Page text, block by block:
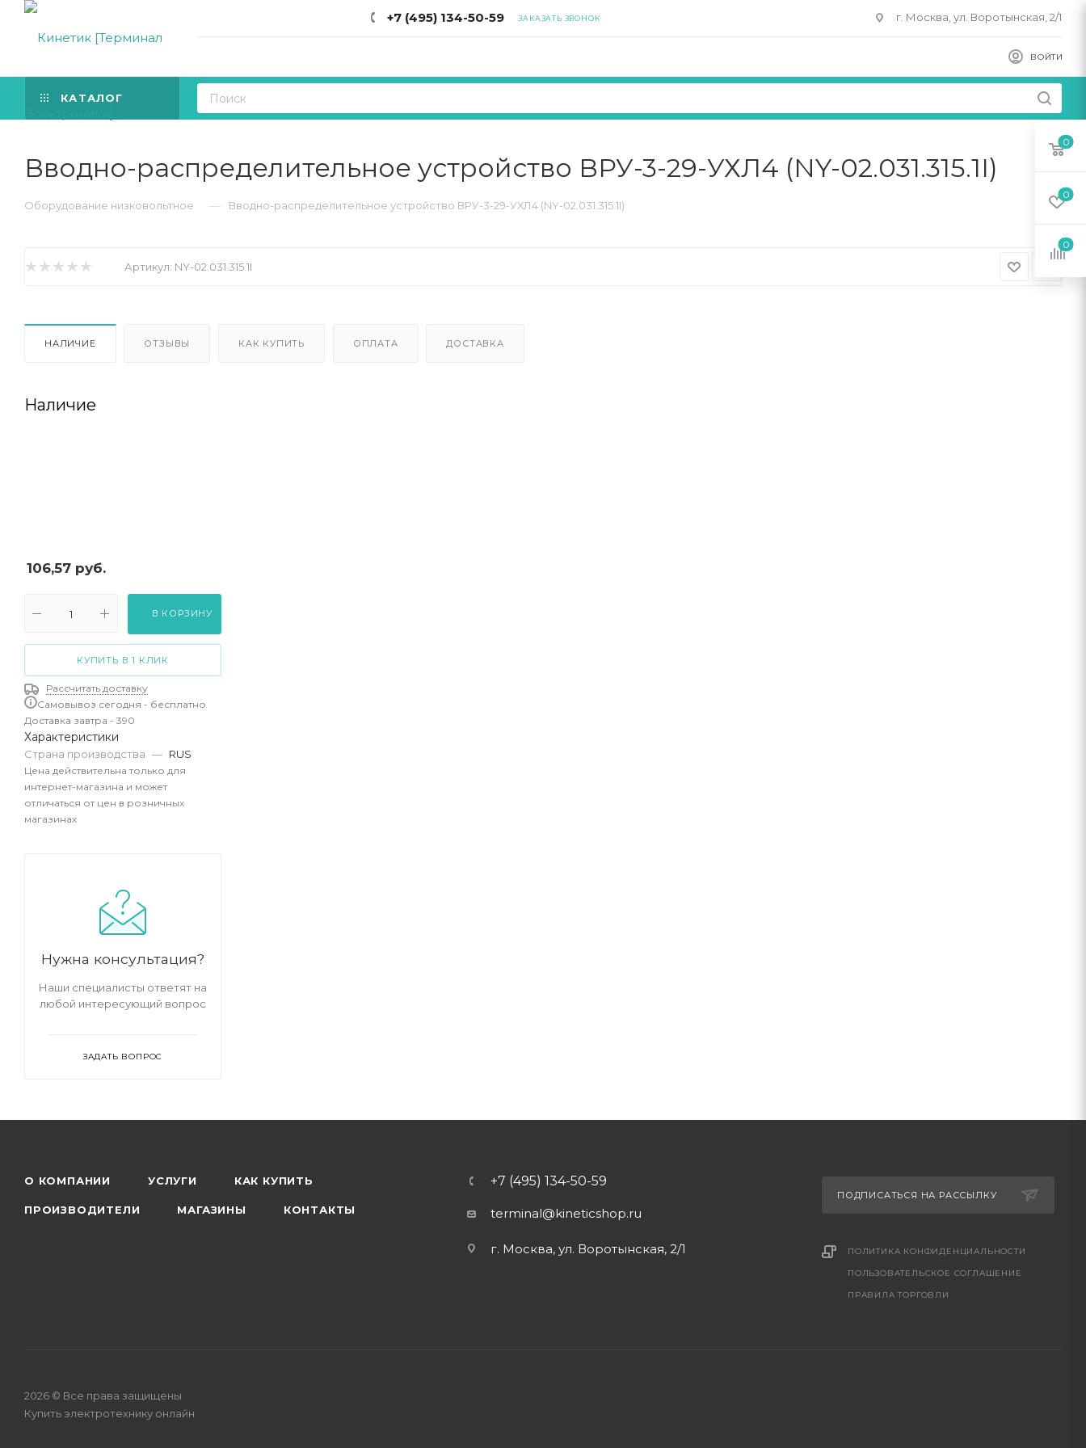
+7 (495) 134-50-59 ЗАКАЗАТЬ ЗВОНОК г. Москва, ул. Воротынская, 2/1
ВОЙТИ
КАТАЛОГ
Вводно-распределительное устройство ВРУ-3-29-УХЛ4 (NY-02.031.315.1I)
Оборудование низковольтное — Вводно-распределительное устройство ВРУ-3-29-УХЛ4 (NY-02.031.315.1I)
Артикул: NY-02.031.315.1I
НАЛИЧИЕ ОТЗЫВЫ КАК КУПИТЬ ОПЛАТА ДОСТАВКА
Наличие
106,57 руб.
В КОРЗИНУ
КУПИТЬ В 1 КЛИК
Рассчитать доставку
Самовывоз сегодня - бесплатно
Доставка завтра - 390
Характеристики
Страна производства — RUS
Цена действительна только для
интернет-магазина и может
отличаться от цен в розничных
магазинах
Нужна консультация?
Наши специалисты ответят на
любой интересующий вопрос
ЗАДАТЬ ВОПРОС
О КОМПАНИИ УСЛУГИ КАК КУПИТЬ
ПРОИЗВОДИТЕЛИ МАГАЗИНЫ КОНТАКТЫ
+7 (495) 134-50-59
terminal@kineticshop.ru
г. Москва, ул. Воротынская, 2/1
ПОДПИСАТЬСЯ НА РАССЫЛКУ
ПОЛИТИКА КОНФИДЕНЦИАЛЬНОСТИ
ПОЛЬЗОВАТЕЛЬСКОЕ СОГЛАШЕНИЕ
ПРАВИЛА ТОРГОВЛИ
2026 © Все права защищены
Купить электротехнику онлайн
0
0
0